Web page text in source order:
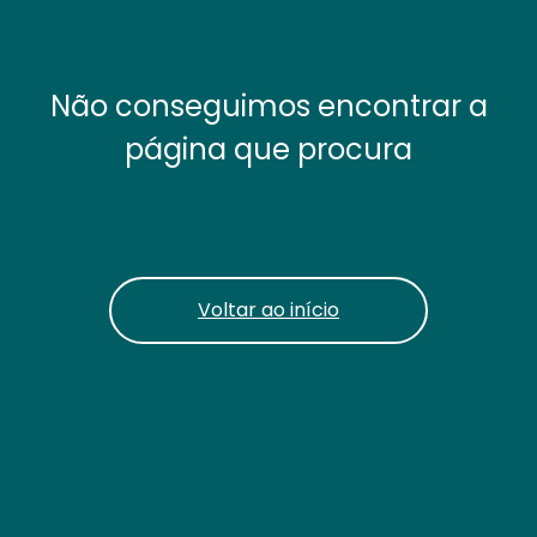
Não conseguimos encontrar a
página que procura
Voltar ao início